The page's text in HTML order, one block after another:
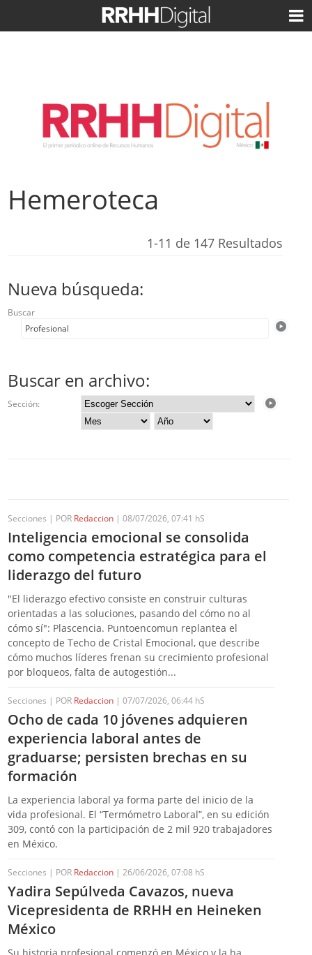
Hemeroteca
1-11 de 147 Resultados
Nueva búsqueda:
Buscar
Buscar en archivo:
Sección:
Secciones | POR Redaccion | 08/07/2026, 07:41 hS
Inteligencia emocional se consolida
como competencia estratégica para el
liderazgo del futuro
"El liderazgo efectivo consiste en construir culturas
orientadas a las soluciones, pasando del cómo no al
cómo sí": Plascencia. Puntoencomun replantea el
concepto de Techo de Cristal Emocional, que describe
cómo muchos líderes frenan su crecimiento profesional
por bloqueos, falta de autogestión...
Secciones | POR Redaccion | 07/07/2026, 06:44 hS
Ocho de cada 10 jóvenes adquieren
experiencia laboral antes de
graduarse; persisten brechas en su
formación
La experiencia laboral ya forma parte del inicio de la
vida profesional. El “Termómetro Laboral”, en su edición
309, contó con la participación de 2 mil 920 trabajadores
en México.
Secciones | POR Redaccion | 26/06/2026, 07:08 hS
Yadira Sepúlveda Cavazos, nueva
Vicepresidenta de RRHH en Heineken
México
Su historia profesional comenzó en México y la ha